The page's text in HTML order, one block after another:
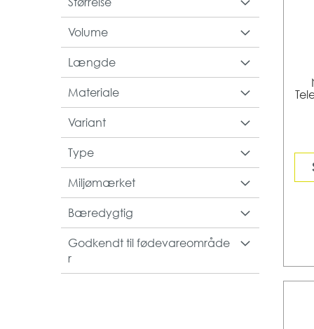
Volume
Længde
Materiale
Variant
Type
Miljømærket
Bæredygtig
Godkendt til fødevareområde
r